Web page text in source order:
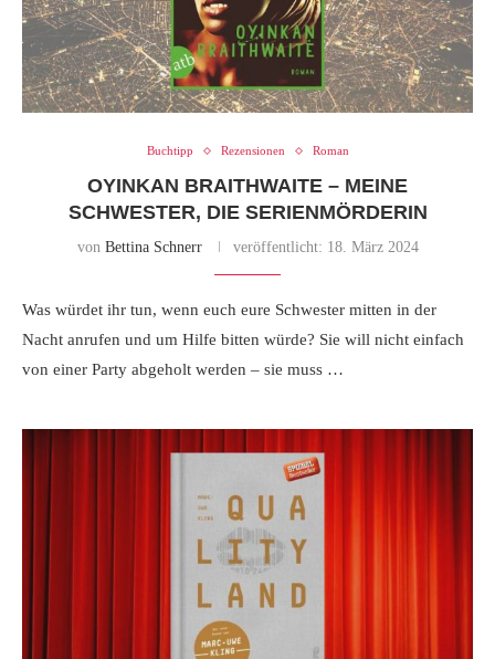
Buchtipp Rezensionen Roman
OYINKAN BRAITHWAITE – MEINE
SCHWESTER, DIE SERIENMÖRDERIN
von Bettina Schnerr veröffentlicht: 18. März 2024
Was würdet ihr tun, wenn euch eure Schwester mitten in der
Nacht anrufen und um Hilfe bitten würde? Sie will nicht einfach
von einer Party abgeholt werden – sie muss …